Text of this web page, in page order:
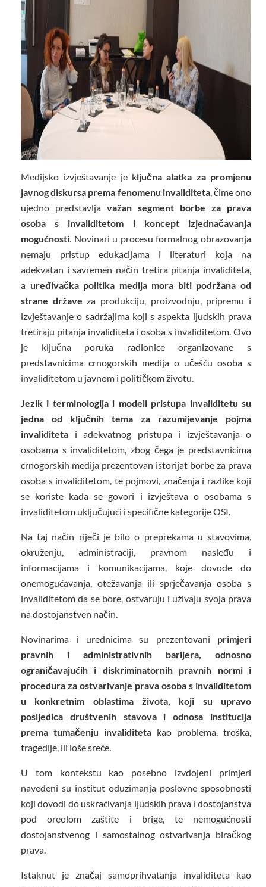
Medijsko izvještavanje je ključna alatka za promjenu
javnog diskursa prema fenomenu invaliditeta, čime ono
ujedno predstavlja važan segment borbe za prava
osoba s invaliditetom i koncept izjednačavanja
mogućnosti. Novinari u procesu formalnog obrazovanja
nemaju pristup edukacijama i literaturi koja na
adekvatan i savremen način tretira pitanja invaliditeta,
a uređivačka politika medija mora biti podržana od
strane državeza produkciju, proizvodnju, pripremu i
izvještavanje o sadržajima koji s aspekta ljudskih prava
tretiraju pitanja invaliditeta i osoba s invaliditetom. Ovo
je ključna poruka radionice organizovane s
predstavnicima crnogorskih medija o učešću osoba s
invaliditetom u javnom i političkom životu.
Jezik i terminologija i modeli pristupa invaliditetu su
jedna od ključnih tema za razumijevanje pojma
invaliditeta i adekvatnog pristupa i izvještavanja o
osobama s invaliditetom, zbog čega je predstavnicima
crnogorskih medija prezentovan istorijat borbe za prava
osoba s invaliditetom, te pojmovi, značenja i razlike koji
se koriste kada se govori i izvještava o osobama s
invaliditetom uključujući i specifične kategorije OSI.
Na taj način riječi je bilo o preprekama u stavovima,
okruženju, administraciji, pravnom nasleđu i
informacijama i komunikacijama, koje dovode do
onemogućavanja, otežavanja ili sprječavanja osoba s
invaliditetom da se bore, ostvaruju i uživaju svoja prava
na dostojanstven način.
Novinarima i urednicima su prezentovani primjeri
pravnih i administrativnih barijera, odnosno
ograničavajućih i diskriminatornih pravnih normi i
procedura za ostvarivanje prava osoba s invaliditetom
u konkretnim oblastima života, koji su upravo
posljedica društvenih stavova i odnosa institucija
prema tumačenju invaliditeta kao problema, troška,
tragedije, ili loše sreće.
U tom kontekstu kao posebno izvdojeni primjeri
navedeni su institut oduzimanja poslovne sposobnosti
koji dovodi do uskraćivanja ljudskih prava i dostojanstva
pod oreolom zaštite i brige, te nemogućnosti
dostojanstvenog i samostalnog ostvarivanja biračkog
prava.
Istaknut je značaj samoprihvatanja invaliditeta kao